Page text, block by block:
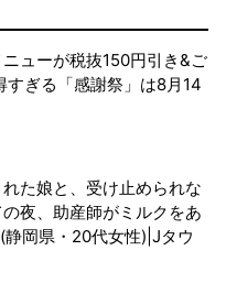
ニューが税抜150円引き&ご
すぎる「感謝祭」は8月14
れた娘と、受け止められな
夜、助産師がミルクをあ
静岡県・20代女性)|Jタウ